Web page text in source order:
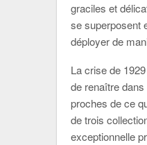
graciles et
se superposent
déployer de
La crise de
de renaître
proches de ce
de trois
exceptionnelle